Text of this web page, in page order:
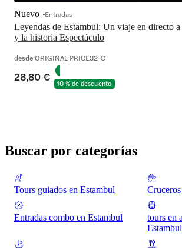
Leyendas de Estambul: Un viaje en directo
y la historia Espectáculo
Nuevo Entradas
desdeORIGINAL PRICE32 €
28,80 € 10 % de descuento
Buscar por categorías
Tours guiados en Estambul
Entradas combo en Estambul
tours en
Estambul